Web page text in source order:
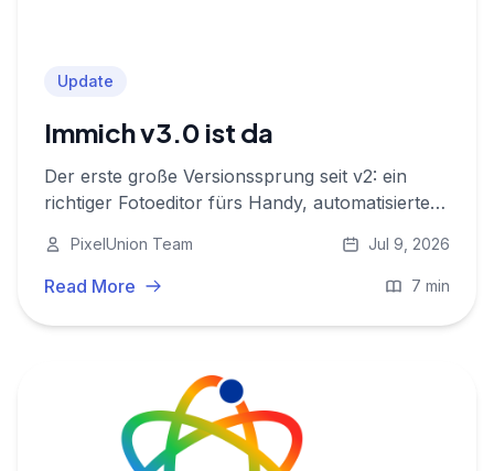
Update
Immich v3.0 ist da
Der erste große Versionssprung seit v2: ein
richtiger Fotoeditor fürs Handy, automatisierte
Backups und ein neuer Video-Player. Hier ist,
was sich für dich ändert.
PixelUnion Team Jul 9, 2026
Read More 7 min